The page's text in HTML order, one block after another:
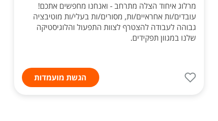
מרלוג איחוד הצלה מתרחב - ואנחנו מחפשים אתכם!
עובדים/ות אחראיים/ות, מסורים/ות בעלי/ות מוטיבציה
גבוהה לעבודה להצטרף לצוות התפעול והלוגיסטיקה
שלנו במגוון תפקידים.
הגשת מועמדות